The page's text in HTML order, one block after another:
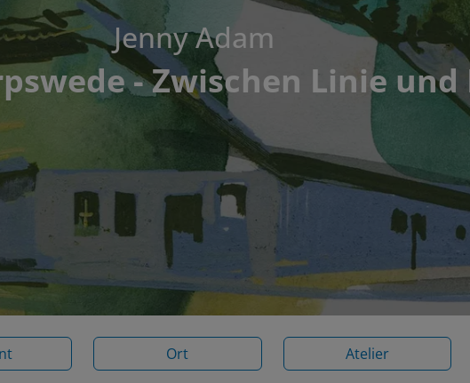
Jenny Adam
- Zwischen Linie und
Ort Atelier